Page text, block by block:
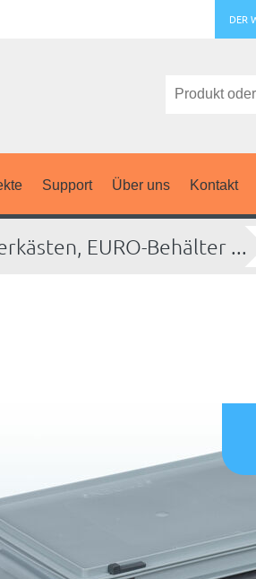
DER
Support Über uns Kontakt
EURO-Behälter ...